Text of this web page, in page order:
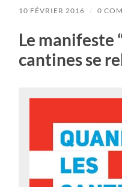
10 FÉVRIER 2016 / 0
Le manifeste
cantines se